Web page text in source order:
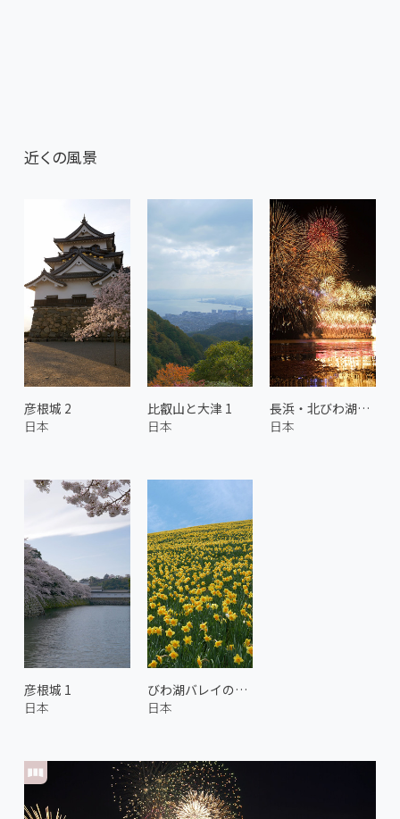
近くの風景
彦根城 2
日本
比叡山と大津 1
日本
長浜・北びわ湖大花火大会 1
日本
彦根城 1
日本
びわ湖バレイのスイセンの丘 1
日本